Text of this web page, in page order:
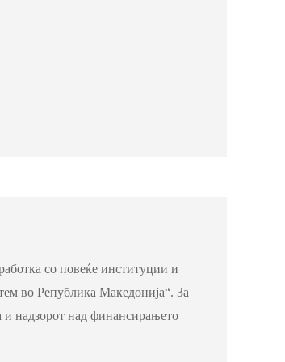
со повеќе институции и
во Република Македонија“. За
и надзорот над финансирањето